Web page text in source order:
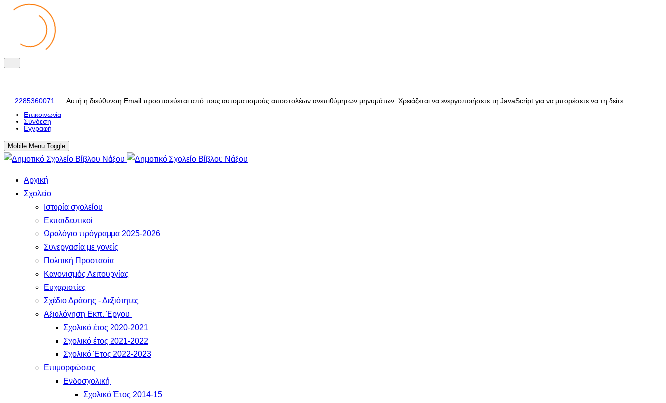
2285360071
Αυτή η διεύθυνση Email προστατεύεται από τους αυτοματισμούς αποστολέων ανεπιθύμητων μηνυμάτων. Χρειάζεται να ενεργοποιήσετε τη JavaScript για να μπορέσετε να τη δείτε.
Eπικοινωνία
Σύνδεση
Εγγραφή
Mobile Menu Toggle
Αρχική
Σχολείο
Ιστορία σχολείου
Εκπαιδευτικοί
Ωρολόγιο πρόγραμμα 2025-2026
Συνεργασία με γονείς
Πολιτική Προστασία
Κανονισμός Λειτουργίας
Ευχαριστίες
Σχέδιο Δράσης - Δεξιότητες
Αξιολόγηση Εκπ. Έργου
Σχολικό έτος 2020-2021
Σχολικό έτος 2021-2022
Σχολικό Έτος 2022-2023
Επιμορφώσεις
Ενδοσχολική
Σχολικό Έτος 2014-15